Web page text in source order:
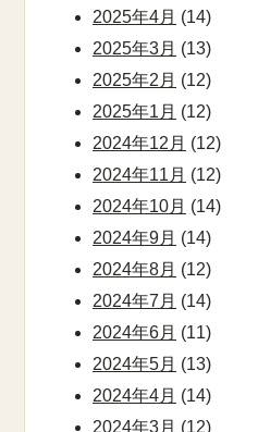
2025年4月 (14)
2025年3月 (13)
2025年2月 (12)
2025年1月 (12)
2024年12月 (12)
2024年11月 (12)
2024年10月 (14)
2024年9月 (14)
2024年8月 (12)
2024年7月 (14)
2024年6月 (11)
2024年5月 (13)
2024年4月 (14)
2024年3月 (12)